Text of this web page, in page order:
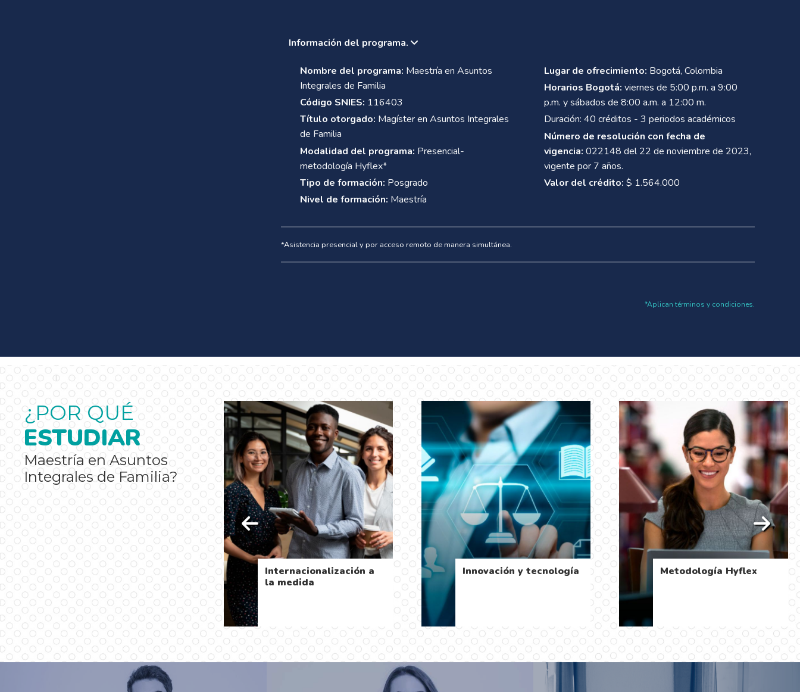
Información del programa.
Nombre del programa: Maestría en Asuntos
Integrales de Familia
Código SNIES: 116403
Título otorgado: Magíster en Asuntos Integrales
de Familia
Modalidad del programa: Presencial-
metodología Hyflex*
Tipo de formación: Posgrado
Nivel de formación: Maestría
Lugar de ofrecimiento: Bogotá, Colombia
Horarios Bogotá: viernes de 5:00 p.m. a 9:00
p.m. y sábados de 8:00 a.m. a 12:00 m.
Duración: 40 créditos - 3 periodos académicos
Número de resolución con fecha de
vigencia: 022148 del 22 de noviembre de 2023,
vigente por 7 años.
Valor del crédito: $ 1.564.000
*Asistencia presencial y por acceso remoto de manera simultánea.
*Aplican términos y condiciones.
¿POR QUÉ
ESTUDIAR
Maestría en Asuntos
Integrales de Familia?
Ética transversal
Internacionalización a
la medida
Innovación y tecnología Metodología Hyflex